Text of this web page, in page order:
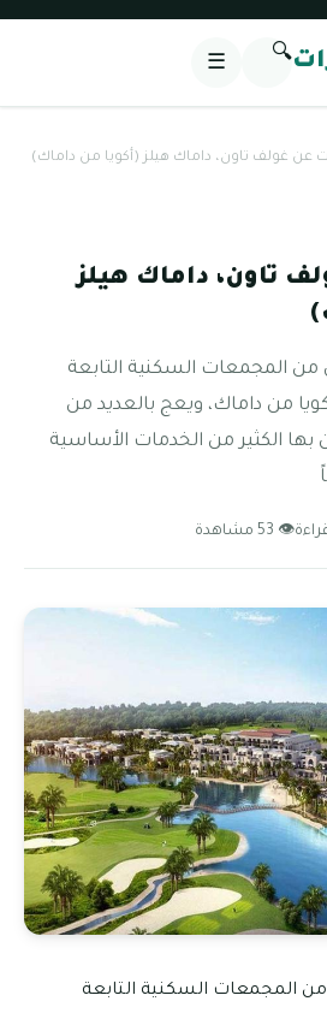
🔍
☰
عن غولف تاون، داماك هيلز (أكويا من داماك)
تاون، داماك هيلز
المجمعات السكنية التابعة
من داماك، ويعج بالعديد من
بها الكثير من الخدمات الأساسية
👁 53 مشاهدة
المجمعات السكنية التابعة